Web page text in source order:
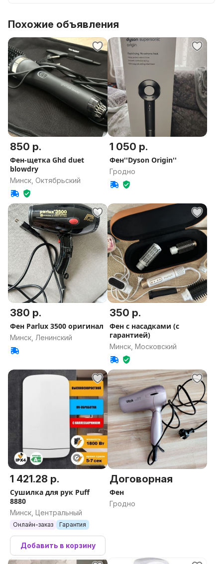
Похожие объявления
850 р.
Фен-щетка Ghd duet
blowdry
Минск, Октябрьский
1 050 р.
Фен''Dyson Origin''
Гродно
380 р.
Фен Parlux 3500 оригинал
Минск, Ленинский
350 р.
Фен с насадками (с
гарантией)
Минск, Московский
1 421.28 р.
Сушилка для рук Puff
8880
Минск, Центральный
Онлайн-заказ Гарантия
Добавить в корзину
Договорная
Фен
Гродно